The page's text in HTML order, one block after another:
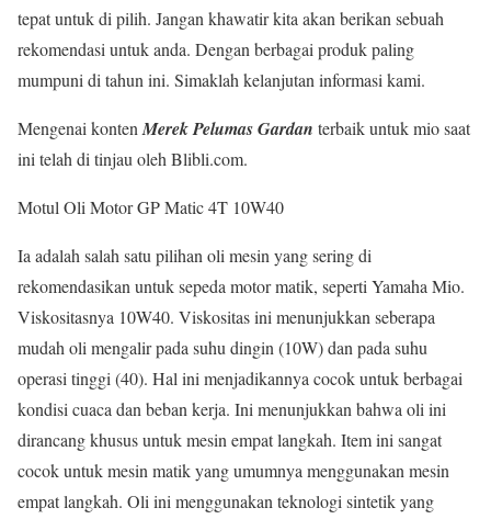
tepat untuk di pilih. Jangan khawatir kita akan berikan sebuah
rekomendasi untuk anda. Dengan berbagai produk paling
mumpuni di tahun ini. Simaklah kelanjutan informasi kami.
Mengenai konten Merek Pelumas Gardan terbaik untuk mio saat
ini telah di tinjau oleh Blibli.com.
Motul Oli Motor GP Matic 4T 10W40
Ia adalah salah satu pilihan oli mesin yang sering di
rekomendasikan untuk sepeda motor matik, seperti Yamaha Mio.
Viskositasnya 10W40. Viskositas ini menunjukkan seberapa
mudah oli mengalir pada suhu dingin (10W) dan pada suhu
operasi tinggi (40). Hal ini menjadikannya cocok untuk berbagai
kondisi cuaca dan beban kerja. Ini menunjukkan bahwa oli ini
dirancang khusus untuk mesin empat langkah. Item ini sangat
cocok untuk mesin matik yang umumnya menggunakan mesin
empat langkah. Oli ini menggunakan teknologi sintetik yang